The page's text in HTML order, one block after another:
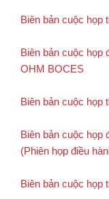
Biên bản cuộc họp
Biên bản cuộc họp
OHM BOCES
Biên bản cuộc họp
Biên bản cuộc họp
(Phiên họp điều
Biên bản cuộc họp